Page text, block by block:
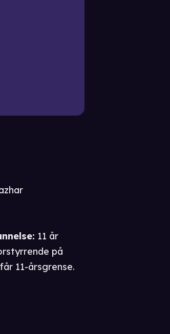
: 11 år
på
11-årsgrense.